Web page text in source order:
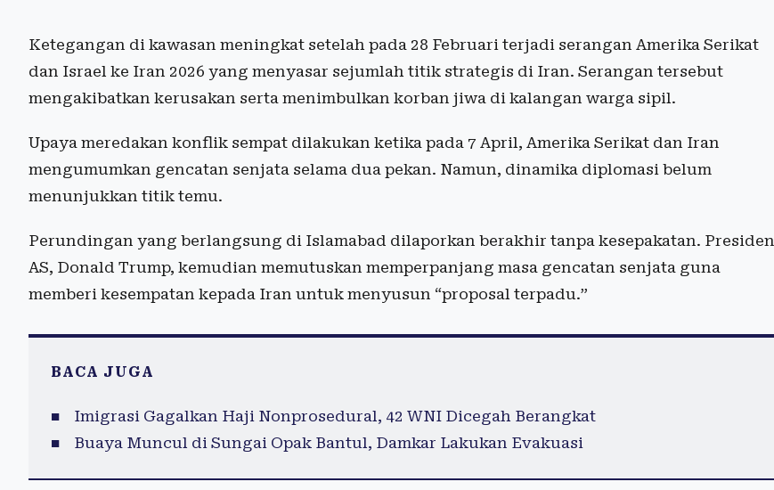
Ketegangan di kawasan meningkat setelah pada 28 Februari terjadi serangan Amerika Serikat
dan Israel ke Iran 2026 yang menyasar sejumlah titik strategis di Iran. Serangan tersebut
mengakibatkan kerusakan serta menimbulkan korban jiwa di kalangan warga sipil.
Upaya meredakan konflik sempat dilakukan ketika pada 7 April, Amerika Serikat dan Iran
mengumumkan gencatan senjata selama dua pekan. Namun, dinamika diplomasi belum
menunjukkan titik temu.
Perundingan yang berlangsung di Islamabad dilaporkan berakhir tanpa kesepakatan. Presiden
AS, Donald Trump, kemudian memutuskan memperpanjang masa gencatan senjata guna
memberi kesempatan kepada Iran untuk menyusun “proposal terpadu.”
BACA JUGA
Imigrasi Gagalkan Haji Nonprosedural, 42 WNI Dicegah Berangkat
Buaya Muncul di Sungai Opak Bantul, Damkar Lakukan Evakuasi